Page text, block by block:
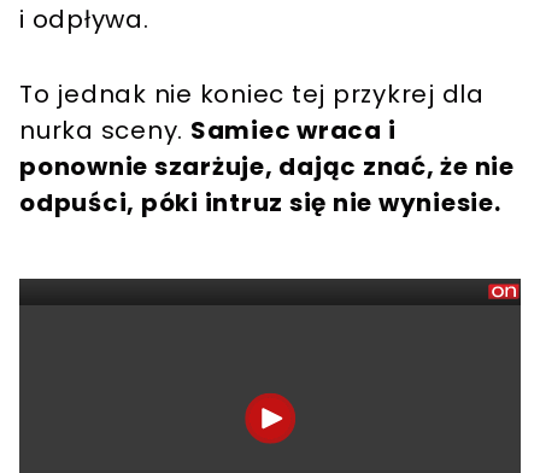
i odpływa.
To jednak nie koniec tej przykrej dla
nurka sceny. Samiec wraca i
ponownie szarżuje, dając znać, że nie
odpuści, póki intruz się nie wyniesie.